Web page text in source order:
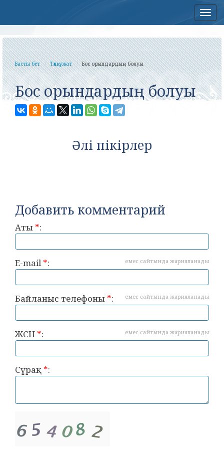
Басты бет Төлқұжат Бос орындардың болуы
Бос орындардың болуы
Әлі пікірлер
Добавить комментарий
Аты *:
E-mail*: емес сайтында жарияланады
Байланыс телефоны *: емес сайтында жарияланады
ЖСН *: емес сайтында жарияланады
Сұрақ *: